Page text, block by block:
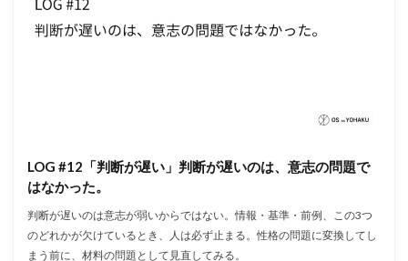
LOG #12「判断が遅い」判断が遅いのは、意志の問題で
はなかった。
判断が遅いのは意志が弱いからではない。情報・基準・前例、この3つ
のどれかが欠けているとき、人は必ず止まる。性格の問題に変換してし
まう前に、材料の問題として見直してみる。